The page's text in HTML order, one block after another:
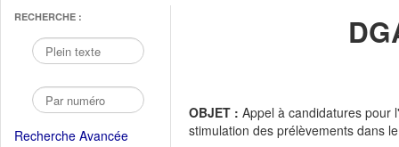
RECHERCHE :
Recherche Avancée
OBJET : Appel à candidatures pour
stimulation des prélèvements dans